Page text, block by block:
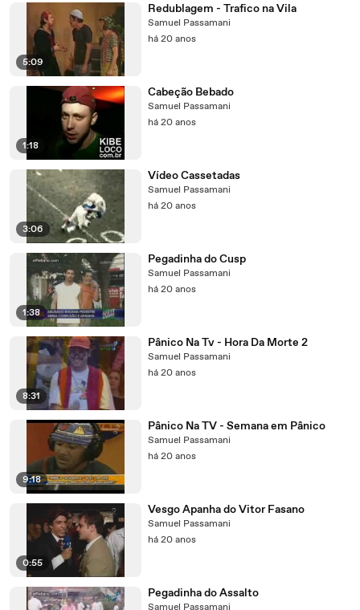
5:09
Redublagem - Trafico na Vila
Samuel Passamani
há 20 anos
1:18
Cabeção Bebado
Samuel Passamani
há 20 anos
3:06
Vídeo Cassetadas
Samuel Passamani
há 20 anos
1:38
Pegadinha do Cusp
Samuel Passamani
há 20 anos
8:31
Pânico Na Tv - Hora Da Morte 2
Samuel Passamani
há 20 anos
9:18
Pânico Na TV - Semana em Pânico
Samuel Passamani
há 20 anos
0:55
Vesgo Apanha do Vitor Fasano
Samuel Passamani
há 20 anos
Pegadinha do Assalto